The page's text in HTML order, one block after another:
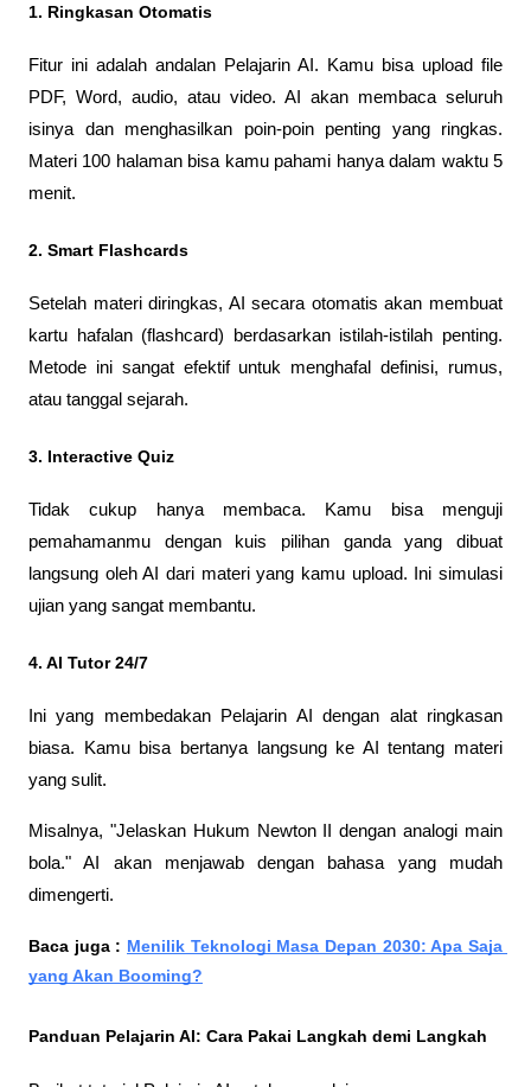
1. Ringkasan Otomatis
Fitur ini adalah andalan Pelajarin AI. Kamu bisa upload file
PDF, Word, audio, atau video. AI akan membaca seluruh
isinya dan menghasilkan poin-poin penting yang ringkas.
Materi 100 halaman bisa kamu pahami hanya dalam waktu 5
menit.
2. Smart Flashcards
Setelah materi diringkas, AI secara otomatis akan membuat
kartu hafalan (flashcard) berdasarkan istilah-istilah penting.
Metode ini sangat efektif untuk menghafal definisi, rumus,
atau tanggal sejarah.
3. Interactive Quiz
Tidak cukup hanya membaca. Kamu bisa menguji
pemahamanmu dengan kuis pilihan ganda yang dibuat
langsung oleh AI dari materi yang kamu upload. Ini simulasi
ujian yang sangat membantu.
4. AI Tutor 24/7
Ini yang membedakan Pelajarin AI dengan alat ringkasan
biasa. Kamu bisa bertanya langsung ke AI tentang materi
yang sulit.
Misalnya, "Jelaskan Hukum Newton II dengan analogi main
bola." AI akan menjawab dengan bahasa yang mudah
dimengerti.
Baca juga : Menilik Teknologi Masa Depan 2030: Apa Saja
yang Akan Booming?
Panduan Pelajarin AI: Cara Pakai Langkah demi Langkah